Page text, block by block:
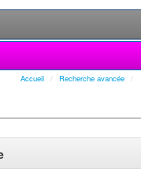
Accueil Recherche avancée